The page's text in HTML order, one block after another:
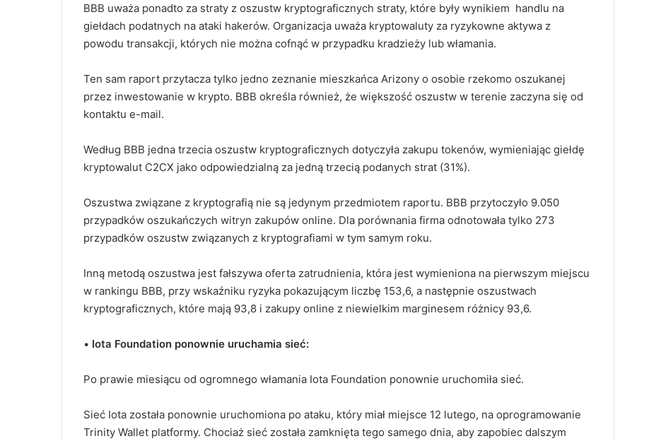
BBB uważa ponadto za straty z oszustw kryptograficznych straty, które były wynikiem handlu na
giełdach podatnych na ataki hakerów. Organizacja uważa kryptowaluty za ryzykowne aktywa z
powodu transakcji, których nie można cofnąć w przypadku kradzieży lub włamania.
Ten sam raport przytacza tylko jedno zeznanie mieszkańca Arizony o osobie rzekomo oszukanej
przez inwestowanie w krypto. BBB określa również, że większość oszustw w terenie zaczyna się od
kontaktu e-mail.
Według BBB jedna trzecia oszustw kryptograficznych dotyczyła zakupu tokenów, wymieniając giełdę
kryptowalut C2CX jako odpowiedzialną za jedną trzecią podanych strat (31%).
Oszustwa związane z kryptografią nie są jedynym przedmiotem raportu. BBB przytoczyło 9.050
przypadków oszukańczych witryn zakupów online. Dla porównania firma odnotowała tylko 273
przypadków oszustw związanych z kryptografiami w tym samym roku.
Inną metodą oszustwa jest fałszywa oferta zatrudnienia, która jest wymieniona na pierwszym miejscu
w rankingu BBB, przy wskaźniku ryzyka pokazującym liczbę 153,6, a następnie oszustwach
kryptograficznych, które mają 93,8 i zakupy online z niewielkim marginesem różnicy 93,6.
• Iota Foundation ponownie uruchamia sieć:
Po prawie miesiącu od ogromnego włamania Iota Foundation ponownie uruchomiła sieć.
Sieć Iota została ponownie uruchomiona po ataku, który miał miejsce 12 lutego, na oprogramowanie
Trinity Wallet platformy. Chociaż sieć została zamknięta tego samego dnia, aby zapobiec dalszym